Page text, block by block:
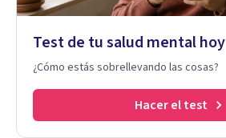
Test de tu salud mental hoy
¿Cómo estás sobrellevando las cosas?
Hacer el test